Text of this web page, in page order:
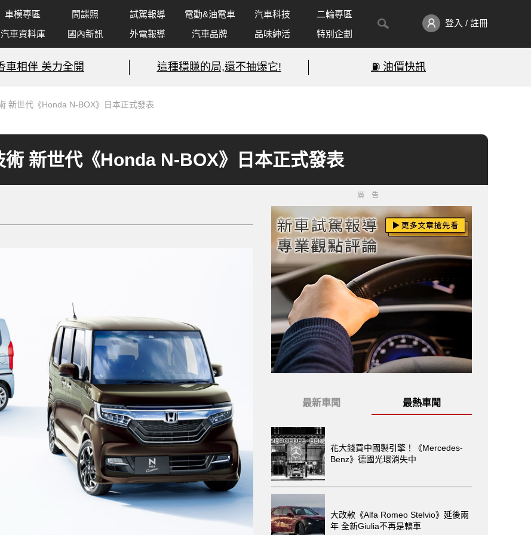
車模專區 間諜照 試駕報導 電動&油電車 汽車科技
二輪專區
汽車資料庫 國內新訊 外電報導 汽車品牌 品味紳活 特別企劃
登入 / 註冊
車相伴 美力全開 這種穩賺的局,還不抽爆它! ⛽️ 油價快訊
新世代《Honda N-BOX》日本正式發表
新世代《Honda N-BOX》日本正式發表
廣告
最新車聞 最熱車聞
花大錢買中國製引擎！《Mercedes-
Benz》德國光環消失中
大改款《Alfa Romeo Stelvio》延後兩
年 全新Giulia不再是轎車